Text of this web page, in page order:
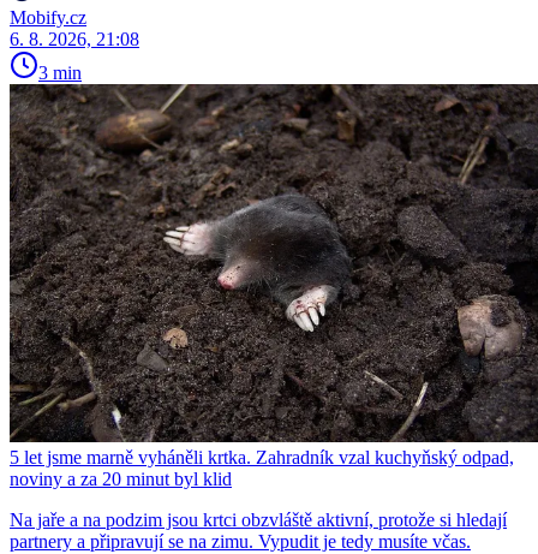
Mobify.cz
6. 8. 2026, 21:08
3 min
5 let jsme marně vyháněli krtka. Zahradník vzal kuchyňský odpad,
noviny a za 20 minut byl klid
Na jaře a na podzim jsou krtci obzvláště aktivní, protože si hledají
partnery a připravují se na zimu. Vypudit je tedy musíte včas.